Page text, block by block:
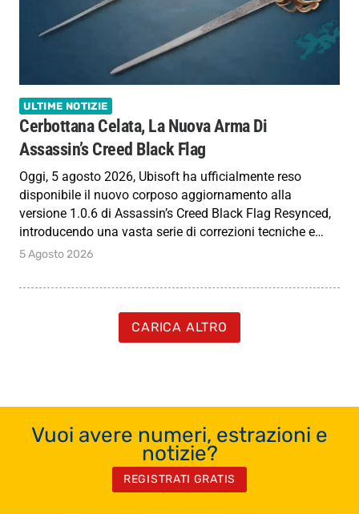
ULTIME NOTIZIE
Cerbottana Celata, La Nuova Arma Di
Assassin’s Creed Black Flag
Oggi, 5 agosto 2026, Ubisoft ha ufficialmente reso
disponibile il nuovo corposo aggiornamento alla
versione 1.0.6 di Assassin’s Creed Black Flag Resynced,
introducendo una vasta serie di correzioni tecniche e…
5 Agosto 2026
CARICA ALTRO
Vuoi avere numeri, estrazioni e
notizie?
REGISTRATI GRATIS